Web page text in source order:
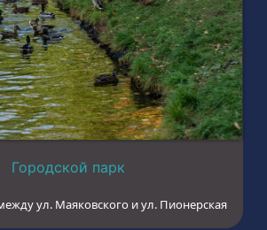
Городской парк
ул. Маяковского и ул. Пионерская